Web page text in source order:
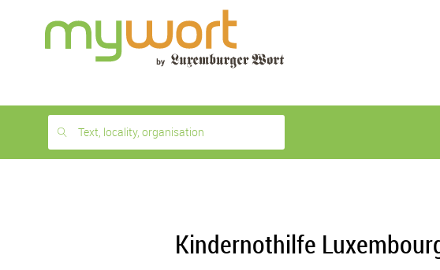
month
free
Text, locality, organisation
Kindernothilfe